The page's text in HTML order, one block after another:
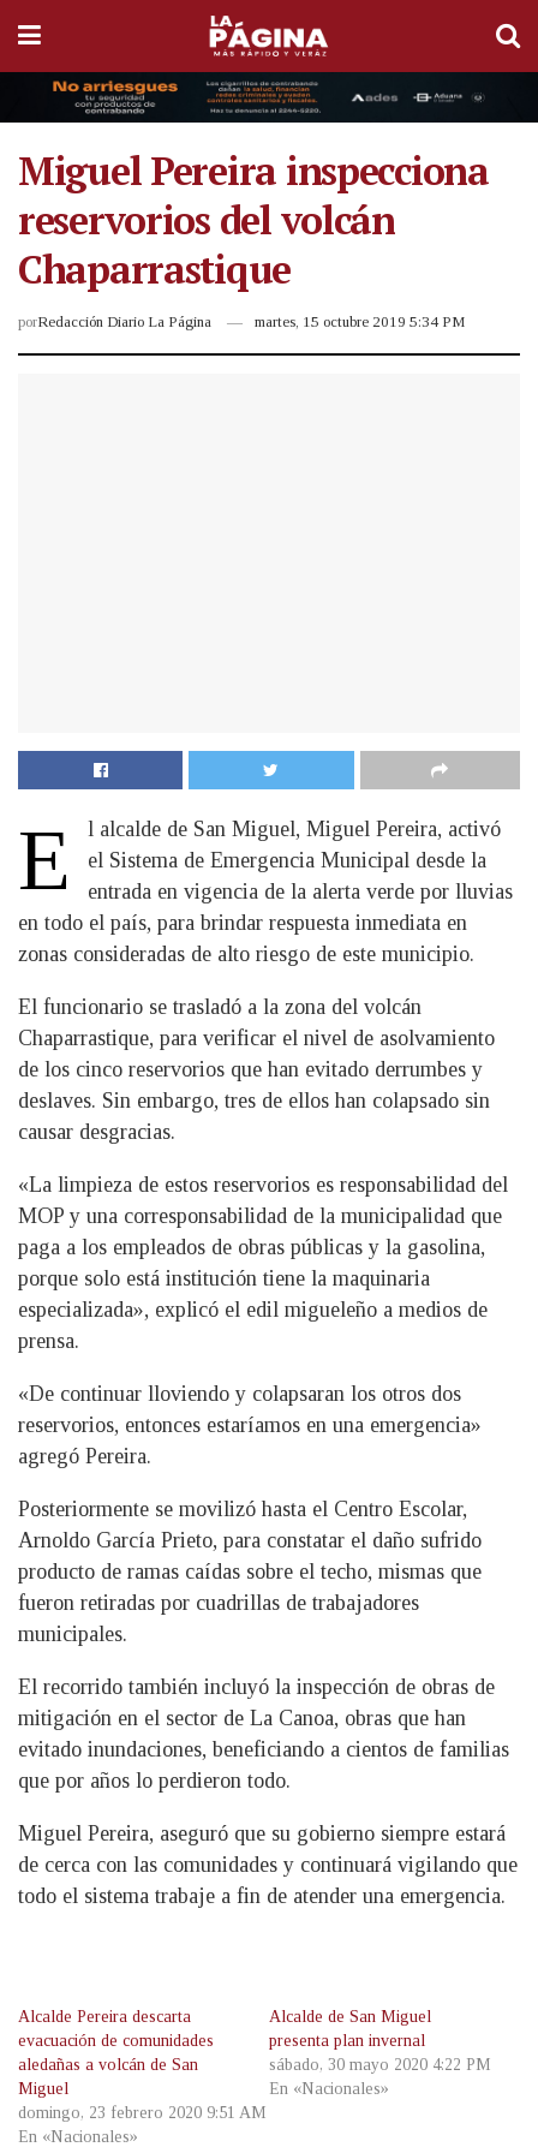
Miguel Pereira inspecciona
reservorios del volcán
Chaparrastique
porRedacción Diario La Página martes, 15 octubre 2019 5:34 PM
E
l alcalde de San Miguel, Miguel Pereira, activó
el Sistema de Emergencia Municipal desde la
entrada en vigencia de la alerta verde por lluvias
en todo el país, para brindar respuesta inmediata en
zonas consideradas de alto riesgo de este municipio.
El funcionario se trasladó a la zona del volcán
Chaparrastique, para verificar el nivel de asolvamiento
de los cinco reservorios que han evitado derrumbes y
deslaves. Sin embargo, tres de ellos han colapsado sin
causar desgracias.
«La limpieza de estos reservorios es responsabilidad del
MOP y una corresponsabilidad de la municipalidad que
paga a los empleados de obras públicas y la gasolina,
porque solo está institución tiene la maquinaria
especializada», explicó el edil migueleño a medios de
prensa.
«De continuar lloviendo y colapsaran los otros dos
reservorios, entonces estaríamos en una emergencia»
agregó Pereira.
Posteriormente se movilizó hasta el Centro Escolar,
Arnoldo García Prieto, para constatar el daño sufrido
producto de ramas caídas sobre el techo, mismas que
fueron retiradas por cuadrillas de trabajadores
municipales.
El recorrido también incluyó la inspección de obras de
mitigación en el sector de La Canoa, obras que han
evitado inundaciones, beneficiando a cientos de familias
que por años lo perdieron todo.
Miguel Pereira, aseguró que su gobierno siempre estará
de cerca con las comunidades y continuará vigilando que
todo el sistema trabaje a fin de atender una emergencia.
Alcalde Pereira descarta
evacuación de comunidades
aledañas a volcán de San
Miguel
domingo, 23 febrero 2020 9:51 AM
En «Nacionales»
Alcalde de San Miguel
presenta plan invernal
sábado, 30 mayo 2020 4:22 PM
En «Nacionales»